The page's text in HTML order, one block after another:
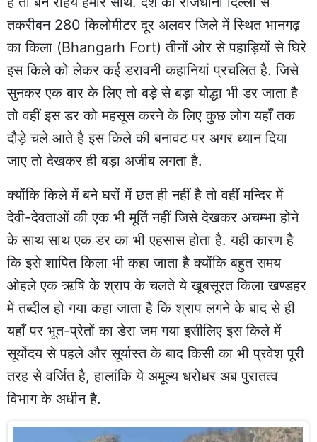
तकरीबन 280 किलोमीटर दूर अलवर जिले में स्थित भानगढ़
का किला (Bhangarh Fort) तीनों ओर से पहाड़ियों से घिरे
इस किले को लेकर कई डरावनी कहानियां प्रचलित है. जिसे
सुनकर एक बार के लिए तो बड़े से बड़ा योद्धा भी डर जाता है
तो वहीं इस डर को महसूस करने के लिए कुछ लोग यहाँ तक
दौड़े चले आते है इस किले की बनावट पर अगर ध्यान दिया
जाए तो देखकर ही बड़ा अजीब लगता है.
क्योंकि किले में बने घरों में छत ही नहीं है तो वहीं मन्दिर में
देवी-देवताओं की एक भी मूर्ति नहीं जिसे देखकर अचम्भा होने
के साथ साथ एक डर का भी एहसास होता है. यही कारण है
कि इसे शापित किला भी कहा जाता है क्योंकि बहुत समय
ओहले एक ऋषि के श्राप के चलते ये खूबसूरत किला खण्डहर
में तब्दील हो गया कहा जाता है कि श्राप लगने के बाद से ही
यहाँ पर भूत-प्रेतों का डेरा जम गया इसीलिए इस किले में
सूर्योदय से पहले और सूर्यास्त के बाद किसी का भी प्रवेश पूरी
तरह से वर्जित है, हालांकि ये अमूल्य धरोधर अब पुरातत्व
विभाग के अधीन है.